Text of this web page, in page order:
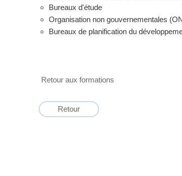
Bureaux d'étude
Organisation non gouvernementales
Bureaux de planification du
Retour aux formations
Retour